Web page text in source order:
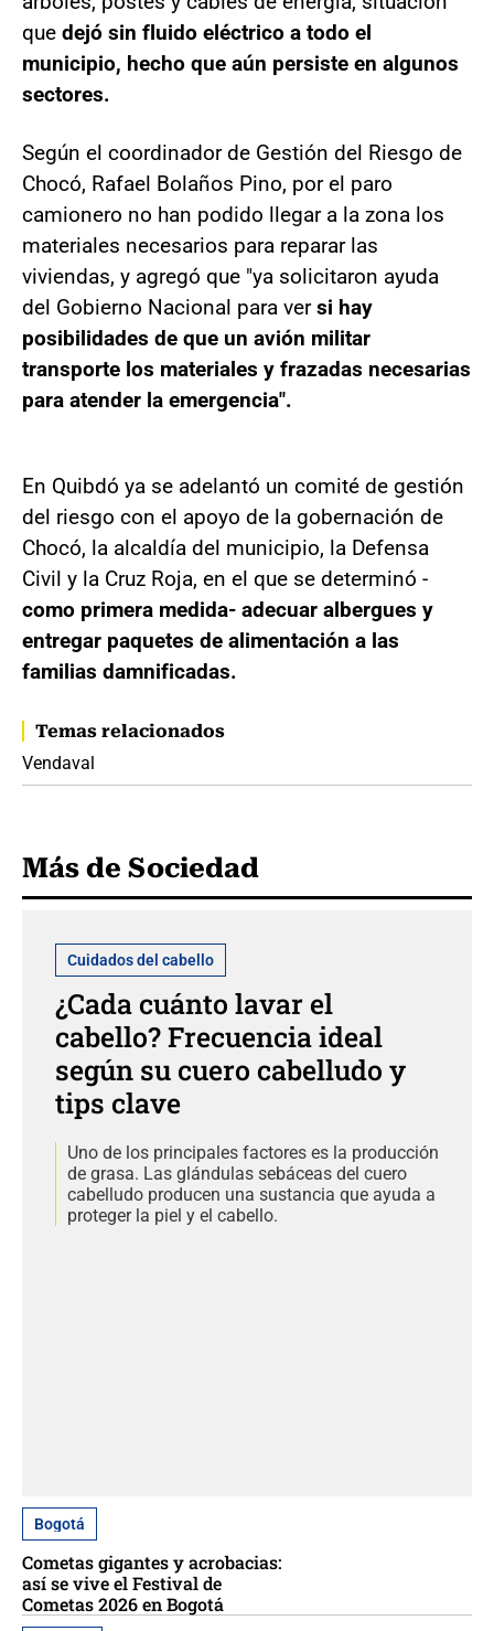
que dejó sin fluido eléctrico a todo el
municipio, hecho que aún persiste en algunos
sectores.
Según el coordinador de Gestión del Riesgo de
Chocó, Rafael Bolaños Pino, por el paro
camionero no han podido llegar a la zona los
materiales necesarios para reparar las
viviendas, y agregó que "ya solicitaron ayuda
del Gobierno Nacional para versi hay
posibilidades de que un avión militar
transporte los materiales y frazadas necesarias
para atender la emergencia".
En Quibdó ya se adelantó un comité de gestión
del riesgo con el apoyo de la gobernación de
Chocó, la alcaldía del municipio, la Defensa
Civil y la Cruz Roja, en el que se determinó -
como primera medida- adecuar albergues y
entregar paquetes de alimentación a las
familias damnificadas.
Temas relacionados
Vendaval
Más de Sociedad
Cuidados del cabello
¿Cada cuánto lavar el
cabello? Frecuencia ideal
según su cuero cabelludo y
tips clave
Uno de los principales factores es la producción
de grasa. Las glándulas sebáceas del cuero
cabelludo producen una sustancia que ayuda a
proteger la piel y el cabello.
Bogotá
Cometas gigantes y acrobacias:
así se vive el Festival de
Cometas 2026 en Bogotá